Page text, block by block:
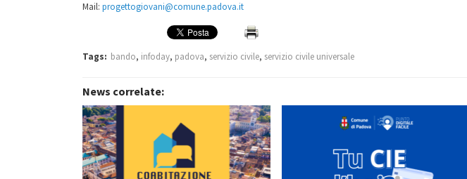
Mail: progettogiovani@comune.padova.it
Tags: bando, infoday, padova, servizio civile, servizio civile universale
News correlate: